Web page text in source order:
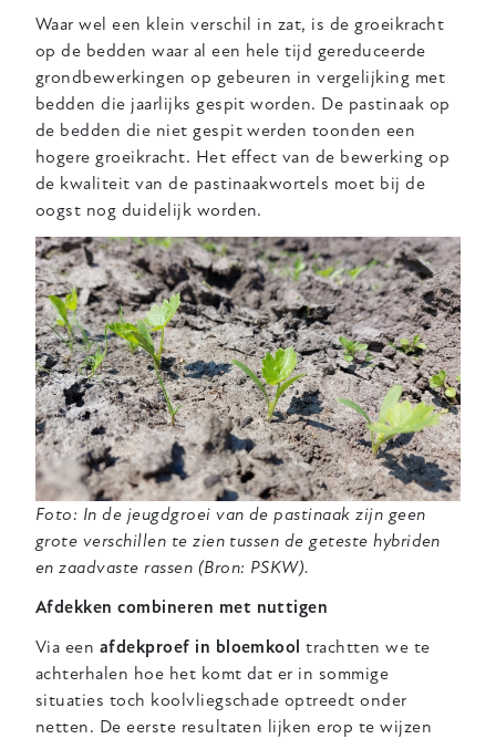
Waar wel een klein verschil in zat, is de groeikracht
op de bedden waar al een hele tijd gereduceerde
grondbewerkingen op gebeuren in vergelijking met
bedden die jaarlijks gespit worden. De pastinaak op
de bedden die niet gespit werden toonden een
hogere groeikracht. Het effect van de bewerking op
de kwaliteit van de pastinaakwortels moet bij de
oogst nog duidelijk worden.
Foto: In de jeugdgroei van de pastinaak zijn geen
grote verschillen te zien tussen de geteste hybriden
en zaadvaste rassen (Bron: PSKW).
Afdekken combineren met nuttigen
Via een afdekproef in bloemkool trachtten we te
achterhalen hoe het komt dat er in sommige
situaties toch koolvliegschade optreedt onder
netten. De eerste resultaten lijken erop te wijzen